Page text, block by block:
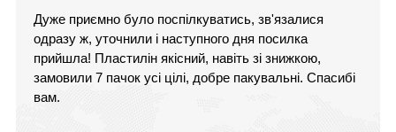
Дуже приємно було поспілкуватись, зв'язалися
одразу ж, уточнили і наступного дня посилка
прийшла! Пластилін якісний, навіть зі знижкою,
замовили 7 пачок усі цілі, добре пакувальні. Спасибі
вам.